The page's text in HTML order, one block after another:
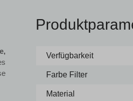
Verfügbarkeit
Farbe Filter
Material